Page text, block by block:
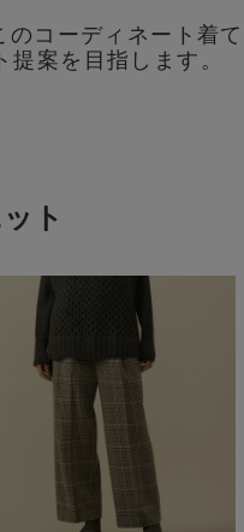
コーディネート着て
案を目指します。
ト